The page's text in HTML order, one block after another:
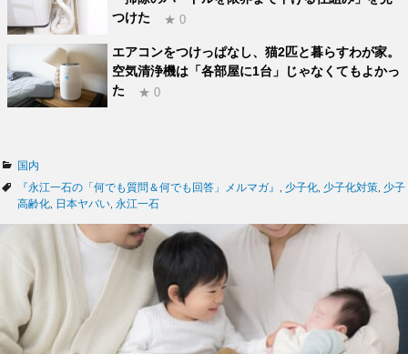
つけた
★ 0
エアコンをつけっぱなし、猫2匹と暮らすわが家。
空気清浄機は「各部屋に1台」じゃなくてもよかっ
た
★ 0
カ
テ
ゴ
国内
タ
グ
『永江一石の「何でも質問＆何でも回答」メルマガ』 少子化 少子化対策 少子
高齢化
日本ヤバい 永江一石